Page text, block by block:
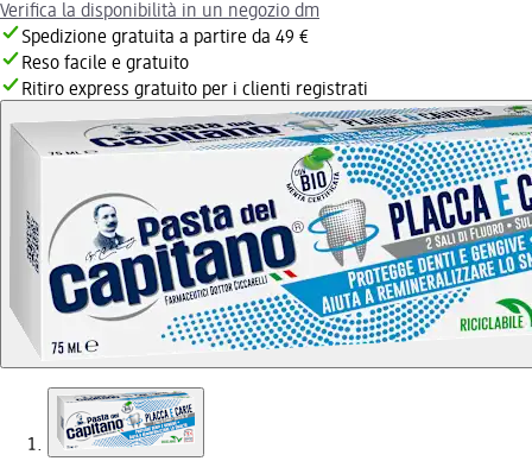
Verifica la disponibilità in un negozio dm
Spedizione gratuita a partire da 49 €
Reso facile e gratuito
Ritiro express gratuito per i clienti registrati